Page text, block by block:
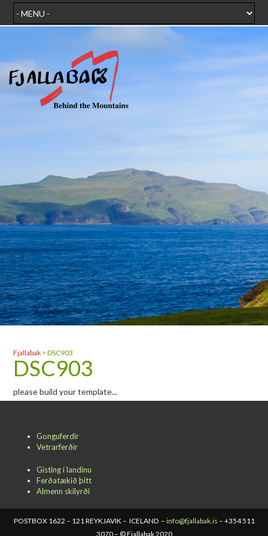
Fjallabak >DSC903
DSC903
please build your template...
Gonguferdir
Vetrarferðir
Gisting í landinu
Ferðatækið þitt
Almenn skilyrði
POSTBOX 1622 – 121 REYKJAVIK – ICELAND – info@fjallabak.is – +354 511
3070 – © Fjallabak 2020